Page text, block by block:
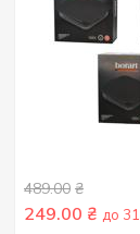
489.00 ₴
249.00 ₴ до